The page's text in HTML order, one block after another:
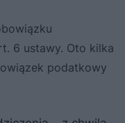
6 ustawy. Oto kilka
podatkowy